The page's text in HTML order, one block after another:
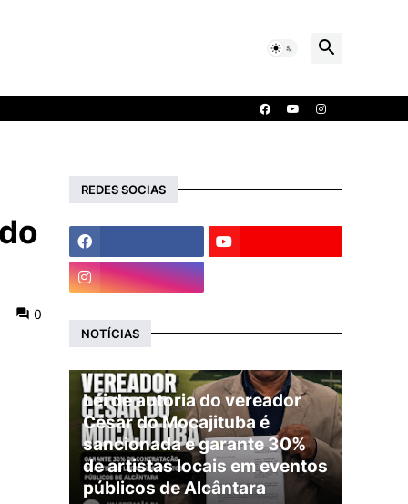
0
REDES SOCIAS
NOTÍCIAS
Lei de autoria do vereador
César do Mocajituba é
sancionada e garante 30%
de artistas locais em eventos
públicos de Alcântara